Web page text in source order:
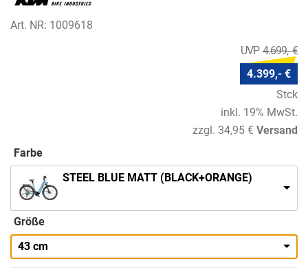
Art. NR: 1009618
4.699,- €
4.399,- €
Stck
inkl. 19% MwSt.
zzgl. 34,95 € Versand
Farbe
STEEL BLUE MATT (BLACK+ORANGE)
Größe
43 cm